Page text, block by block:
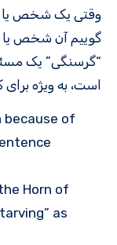
وقتی یک شخص یا
“گرسنگی” یک
است، به ویژه برای
because of
Horn of
as